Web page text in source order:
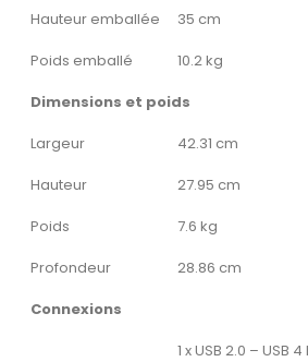
Hauteur emballée
35 cm
Poids emballé
10.2 kg
Dimensions et poids
Largeur
42.31 cm
Hauteur
27.95 cm
Poids
7.6 kg
Profondeur
28.86 cm
Connexions
1 x USB 2.0 – USB